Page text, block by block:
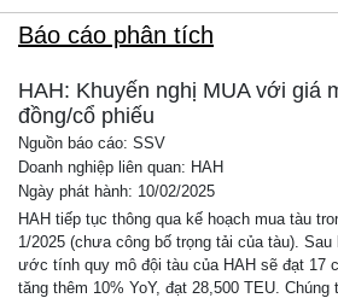
Báo cáo phân tích
HAH: Khuyến nghị MUA với giá
đồng/cổ phiếu
Nguồn báo cáo: SSV
Doanh nghiệp liên quan: HAH
Ngày phát hành: 10/02/2025
HAH tiếp tục thông qua kế hoạch mua tàu
1/2025 (chưa công bố trọng tải của tàu).
ước tính quy mô đội tàu của HAH sẽ đạt 17
tăng thêm 10% YoY, đạt 28,500 TEU.